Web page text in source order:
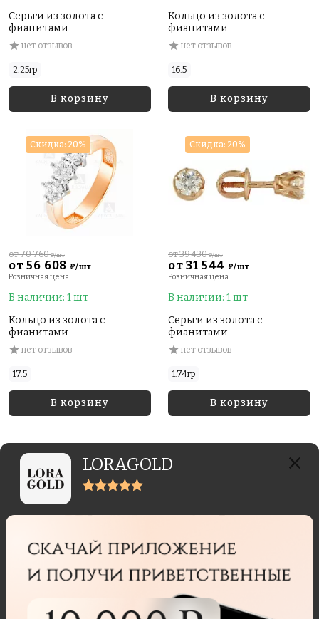
LORAGOLD
Серьги из золота с
фианитами
нет отзывов
2.25гр
В корзину
Кольцо из золота с
фианитами
нет отзывов
16.5
В корзину
от 56 608 ₽/шт
от 70 760₽/шт
Розничная цена
В наличии: 1 шт
Кольцо из золота с
фианитами
нет отзывов
17.5
В корзину
Скидка: 20%
от 31 544 ₽/шт
от 39 430₽/шт
Розничная цена
В наличии: 1 шт
Серьги из золота с
фианитами
нет отзывов
1.74гр
В корзину
Скидка: 20%
Отзывы реальных покупателей
Отзывы могут отправлять только пользователи,